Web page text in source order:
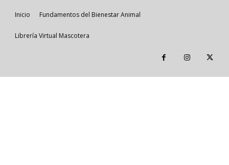
Inicio Fundamentos del Bienestar Animal
Librería Virtual Mascotera